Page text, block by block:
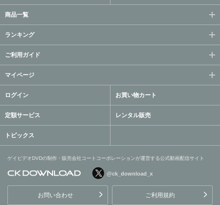
商品一覧
ランキング
ご利用ガイド
マイページ
ログイン お買い物カート
定額サービス レンタル販売
トピックス
ゲイビデオDVDの制作・販売会社コートコーポレーションが運営する公式動画配信サイト
ョンが運営する公式動画配
@ck_download_x
お問い合わせ ご利用規約